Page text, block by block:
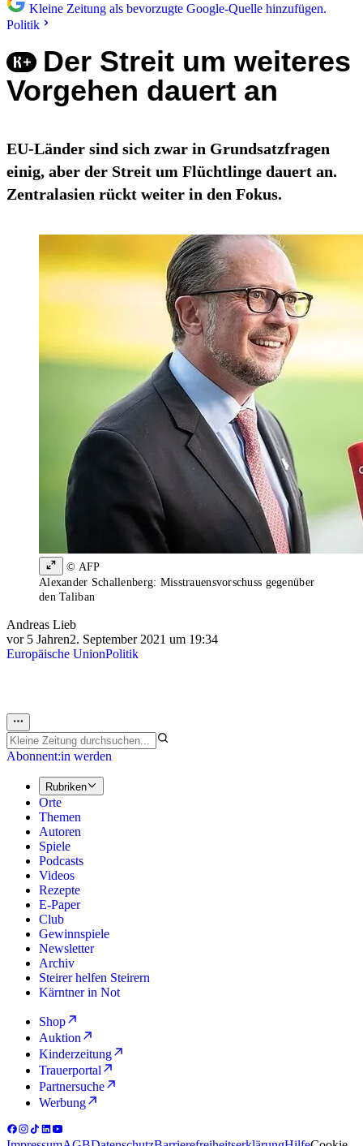
Kleine Zeitung als bevorzugte Google-Quelle hinzufügen.
Politik
Der Streit um weiteres
Vorgehen dauert an
EU-Länder sind sich zwar in Grundsatzfragen
einig, aber der Streit um Flüchtlinge dauert an.
Zentralasien rückt weiter in den Fokus.
© AFP
Alexander Schallenberg: Misstrauensvorschuss gegenüber
den Taliban
Andreas Lieb
vor 5 Jahren2. September 2021 um 19:34
Europäische UnionPolitik
Abonnent:in werden
Rubriken
Orte
Themen
Autoren
Spiele
Podcasts
Videos
Rezepte
E-Paper
Club
Gewinnspiele
Newsletter
Archiv
Steirer helfen Steirern
Kärntner in Not
Shop
Auktion
Kinderzeitung
Trauerportal
Partnersuche
Werbung